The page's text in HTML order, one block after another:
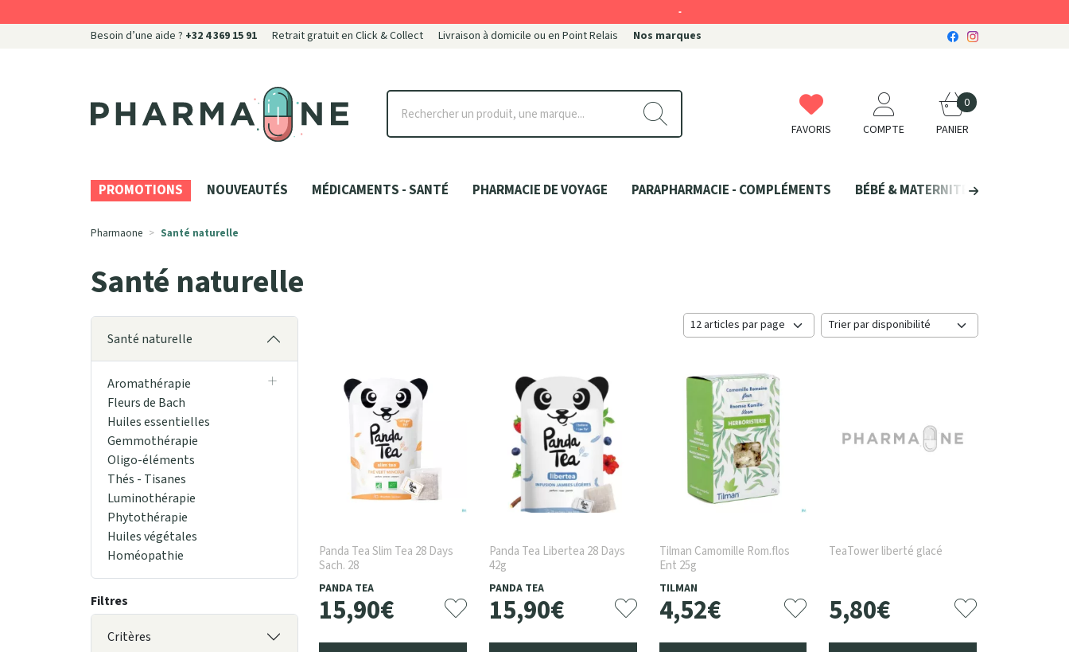
Besoin d’une aide ? +32 4 369 15 91 Retrait gratuit en Click & Collect Livraison à domicile ou en Point Relais Nos marques
Pharmaone Votre pharmacie en ligne à votre service FAVORIS COMPTE PANIER
0
PROMOTIONS NOUVEAUTÉS MÉDICAMENTS - SANTÉ PHARMACIE DE VOYAGE PARAPHARMACIE - COMPLÉMENTS BÉBÉ & MATERNITÉ
Pharmaone Santé naturelle
Santé naturelle
Panda Tea Slim Tea 28 Days
Sach. 28
PANDA TEA
15,90€
Panda Tea Libertea 28 Days
42g
PANDA TEA
15,90€
Tilman Camomille Rom.flos
Ent 25g
TILMAN
4,52€
TeaTower liberté glacé
5,80€
Santé naturelle
Aromathérapie
Fleurs de Bach
Huiles essentielles
Gemmothérapie
Oligo-éléments
Thés - Tisanes
Luminothérapie
Phytothérapie
Huiles végétales
Homéopathie
Filtres
Critères